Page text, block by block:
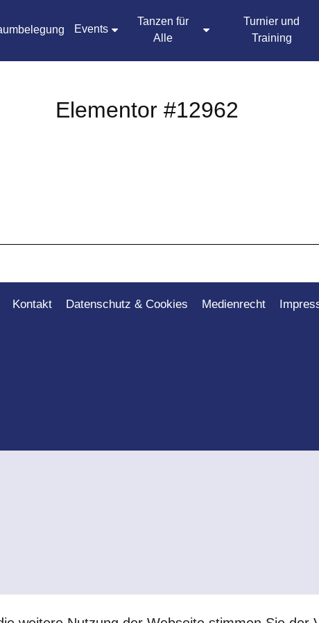
Events
Tanzen für
Alle
Turnier und
Training
Elementor #12962
Kontakt Datenschutz & Cookies Medienrecht